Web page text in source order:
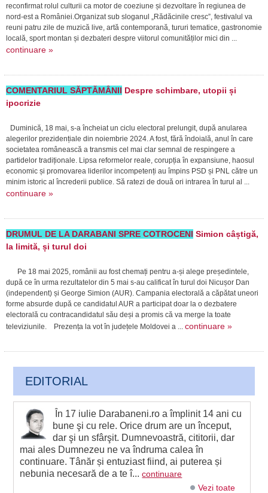
reconfirmat rolul culturii ca motor de coeziune și dezvoltare în regiunea de
nord-est a României.Organizat sub sloganul „Rădăcinile cresc”, festivalul va
reuni patru zile de muzică live, artă contemporană, tururi tematice, gastronomie
locală, sport montan și dezbateri despre viitorul comunităților mici din ...
continuare »
COMENTARIUL SĂPTĂMÂNII Despre schimbare, utopii și
ipocrizie
Duminică, 18 mai, s-a încheiat un ciclu electoral prelungit, după anularea
alegerilor prezidențiale din noiembrie 2024. A fost, fără îndoială, anul în care
societatea românească a transmis cel mai clar semnal de respingere a
partidelor tradiționale. Lipsa reformelor reale, corupția în expansiune, haosul
economic și promovarea liderilor incompetenți au împins PSD și PNL către un
minim istoric al încrederii publice. Să ratezi de două ori intrarea în turul al ...
continuare »
DRUMUL DE LA DARABANI SPRE COTROCENI Simion câștigă,
la limită, și turul doi
Pe 18 mai 2025, românii au fost chemați pentru a-și alege președintele,
după ce în urma rezultatelor din 5 mai s-au calificat în turul doi Nicușor Dan
(independent) și George Simion (AUR). Campania electorală a căpătat uneori
forme absurde după ce candidatul AUR a participat doar la o dezbatere
electorală cu contracandidatul său deși a promis că va merge la toate
televiziunile. Prezența la vot în județele Moldovei a ... continuare »
EDITORIAL
În 17 iulie Darabaneni.ro a împlinit 14 ani cu
bune şi cu rele. Orice drum are un început,
dar şi un sfârşit. Dumnevoastră, cititorii, dar
mai ales Dumnezeu ne va îndruma calea în
continuare. Tânăr și entuziast fiind, ai puterea și
nebunia necesară de a te î...continuare
Vezi toate